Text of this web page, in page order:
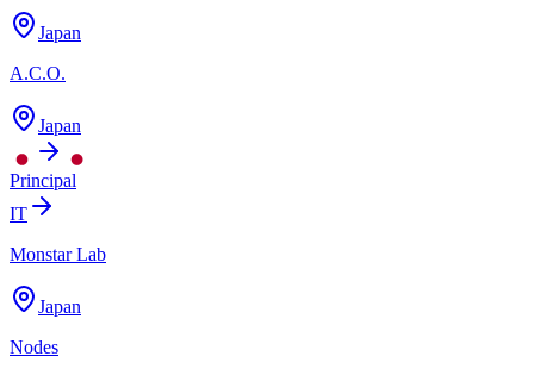
Japan
A.C.O.
Japan
Principal
IT
Monstar Lab
Japan
Nodes